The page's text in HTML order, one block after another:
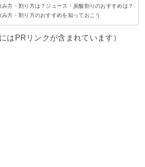
りもおすすめ
方・割り方は？ジュース・炭酸割りのおすすめは？
り
割り
のブラッディマリー
方・割り方のおすすめを知っておこう
はPRリンクが含まれています）